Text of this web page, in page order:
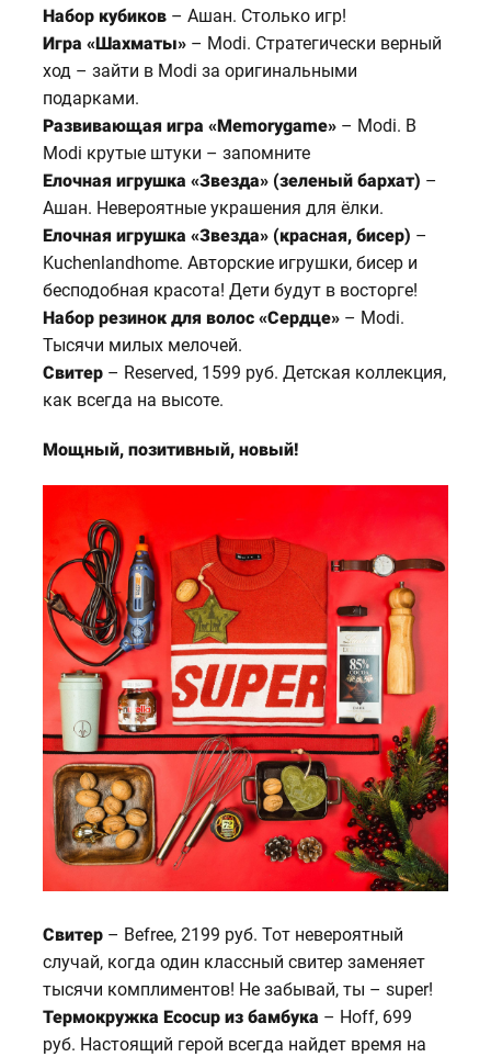
Набор кубиков– Ашан. Столько игр!
Игра «Шахматы» – Modi. Стратегически верный
ход – зайти в Modi за оригинальными
подарками.
Развивающая игра «Memorygame»– Modi. В
Modi крутые штуки – запомните
Елочная игрушка «Звезда» (зеленый бархат) –
Ашан. Невероятные украшения для ёлки.
Елочная игрушка «Звезда» (красная, бисер) –
Kuchenlandhome. Авторские игрушки, бисер и
бесподобная красота! Дети будут в восторге!
Набор резинок для волос «Сердце» – Modi.
Тысячи милых мелочей.
Свитер– Reserved, 1599 руб. Детская коллекция,
как всегда на высоте.
Мощный, позитивный, новый!
Свитер– Befree, 2199 руб. Тот невероятный
случай, когда один классный свитер заменяет
тысячи комплиментов! Не забывай, ты – super!
Термокружка Ecocup из бамбука – Hoff, 699
руб. Настоящий герой всегда найдет время на